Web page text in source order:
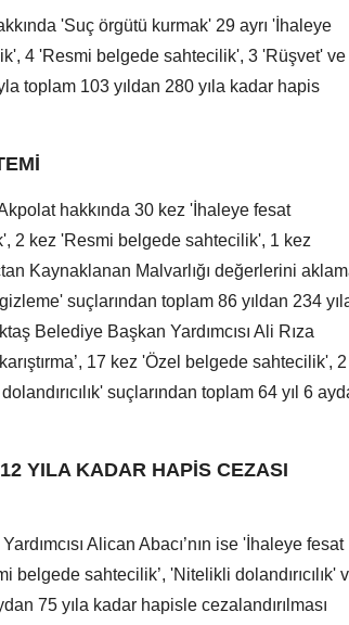
'Suç örgütü kurmak' 29 ayrı 'İhaleye
4 'Resmi belgede sahtecilik', 3 'Rüşvet' ve
toplam 103 yıldan 280 yıla kadar hapis
hakkında 30 kez 'İhaleye fesat
2 kez 'Resmi belgede sahtecilik', 1 kez
Kaynaklanan Malvarlığı değerlerini
suçlarından toplam 86 yıldan 234
Belediye Başkan Yardımcısı Ali Rıza
17 kez 'Özel belgede sahtecilik', 2
suçlarından toplam 64 yıl 6
YILA KADAR HAPİS CEZASI
Alican Abacı’nın ise 'İhaleye fesat
belgede sahtecilik’, 'Nitelikli dolandırıcılık'
75 yıla kadar hapisle cezalandırılması